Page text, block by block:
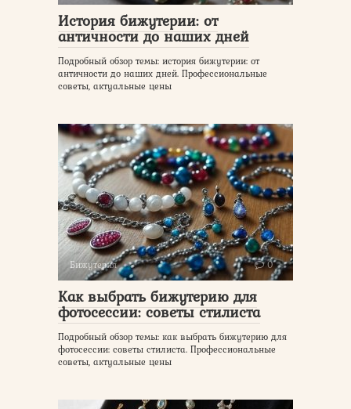
История бижутерии: от
античности до наших дней
Подробный обзор темы: история бижутерии: от
античности до наших дней. Профессиональные
советы, актуальные цены
Бижутерия 0
Как выбрать бижутерию для
фотосессии: советы стилиста
Подробный обзор темы: как выбрать бижутерию для
фотосессии: советы стилиста. Профессиональные
советы, актуальные цены